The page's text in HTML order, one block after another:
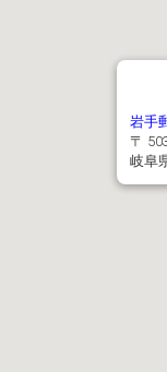
岩手
〒
岐阜